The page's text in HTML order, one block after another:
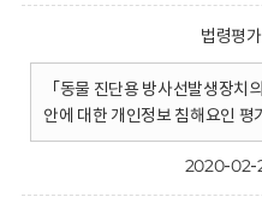
법령평
「동물 진단용 방사선발생장치
안에 대한 개인정보 침해요인 평
2020-02-